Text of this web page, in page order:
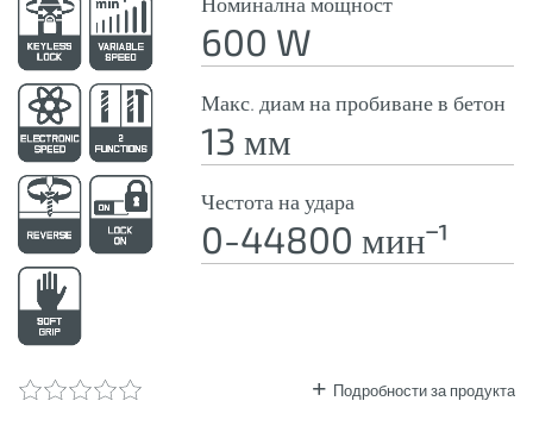
600 W
Макс. диам на пробиване в бетон
13 мм
Честота на удара
0-44800 минˉ¹
Подробности за продукта